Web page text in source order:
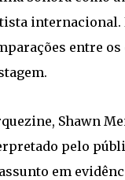
entre
Shawn
pelo
em